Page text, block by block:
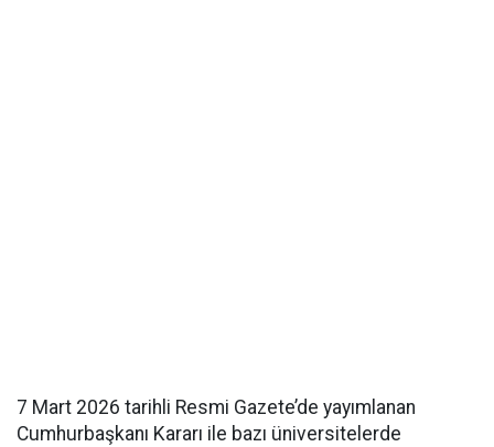
7 Mart 2026 tarihli Resmi Gazete’de yayımlanan
Cumhurbaşkanı Kararı ile bazı üniversitelerde